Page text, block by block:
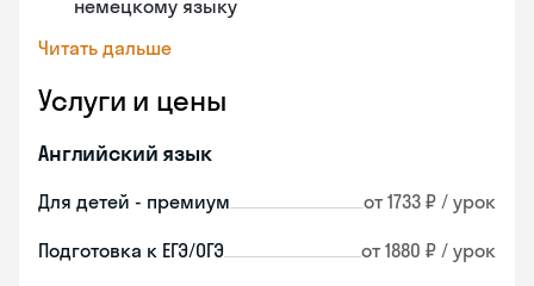
немецкому языку
Читать дальше
Услуги и цены
Английский язык
Для детей - премиум от 1733 ₽ / урок
Подготовка к ЕГЭ/ОГЭ от 1880 ₽ / урок